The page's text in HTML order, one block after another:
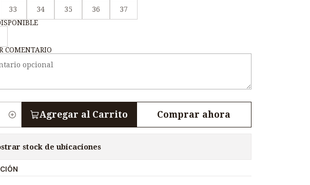
33 34 35 36
37
COMENTARIO
Agregar al Carrito Comprar ahora
stock de ubicaciones